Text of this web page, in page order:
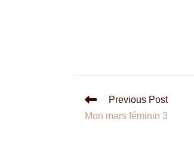
Previous Post
Mon mars féminin 3